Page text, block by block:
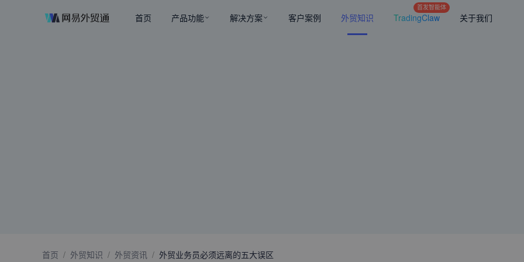
首页 产品功能 解决方案 客户案例 外贸知识 TradingClaw
首发智能体
关于我们
首页 / 外贸知识 / 外贸资讯 / 外贸业务员必须远离的五大误区